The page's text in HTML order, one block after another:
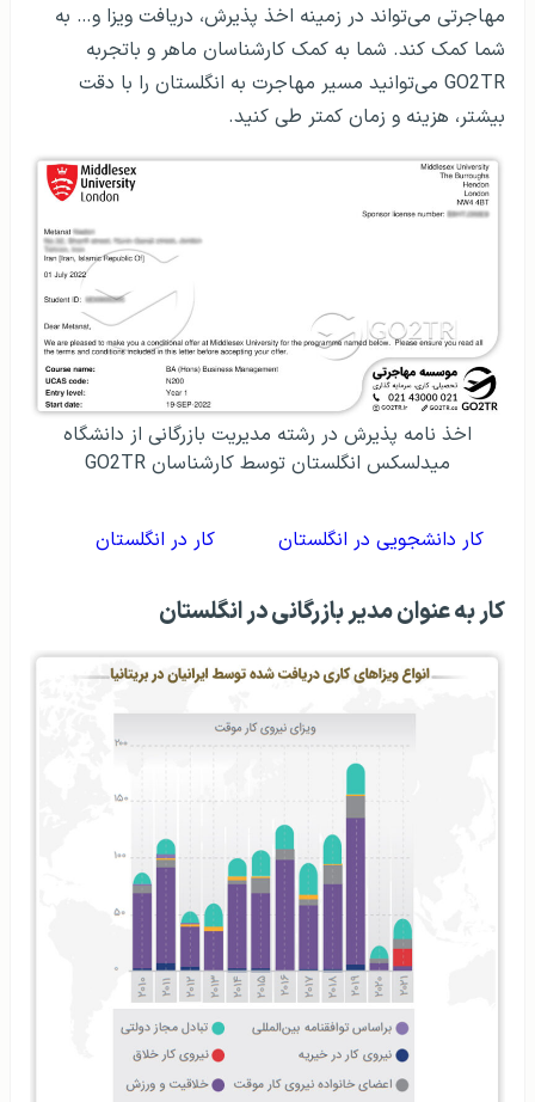
مهاجرتی می‌تواند در زمینه اخذ پذیرش، دریافت ویزا و… به
شما کمک کند. شما به کمک کارشناسان ماهر و باتجربه
GO2TR می‌توانید مسیر مهاجرت به انگلستان را با دقت
بیشتر، هزینه و زمان کمتر طی کنید.
اخذ نامه پذیرش در رشته مدیریت بازرگانی از دانشگاه
میدلسکس انگلستان توسط کارشناسان GO2TR
کار دانشجویی در انگلستان کار در انگلستان
کار به عنوان مدیر بازرگانی در انگلستان